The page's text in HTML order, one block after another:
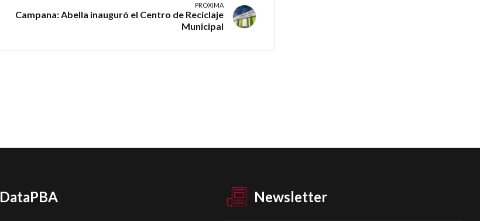
PRÓXIMA
Campana: Abella inauguró el Centro de Reciclaje
Municipal
DataPBA Newsletter